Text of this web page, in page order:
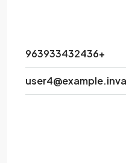
+963933432436